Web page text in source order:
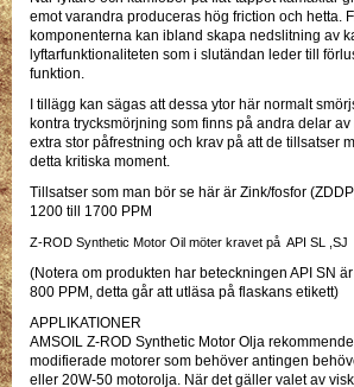
emot varandra produceras hög friction och hetta.
komponenterna kan ibland skapa nedslitning av
lyftarfunktionaliteten som i slutändan leder till
funktion.
I tillägg kan sägas att dessa ytor här normalt
kontra trycksmörjning som finns på andra delar
extra stor påfrestning och krav på att de tillsatser
detta kritiska moment.
Tillsatser som man bör se här är Zink/fosfor
1200 till 1700 PPM
Z-ROD Synthetic Motor Oil möter kravet på API SL ,SJ
(Notera om produkten har beteckningen API SN
800 PPM, detta går att utläsa på flaskans etikett)
APPLIKATIONER
AMSOIL Z-ROD Synthetic Motor Olja
modifierade motorer som behöver antingen
eller 20W-50 motorolja. När det gäller valet av